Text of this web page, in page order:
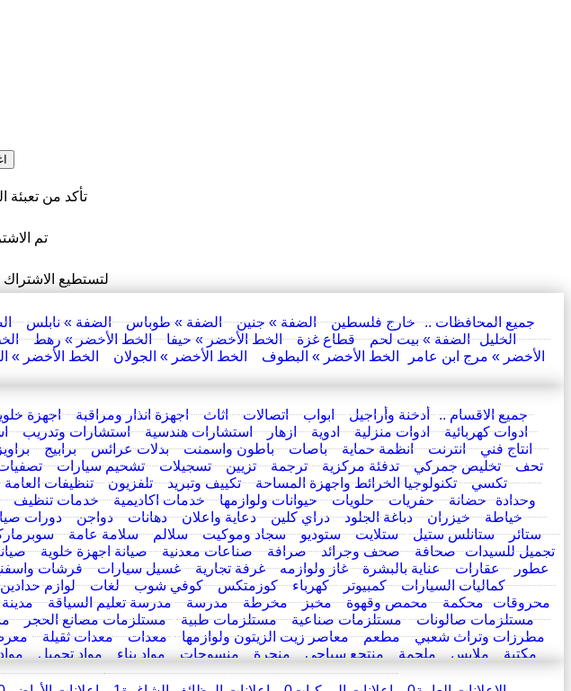
تأكد من تعبئة
تم
لتستطيع
.. جميع المحافظات ..
خارج فلسطين الضفة » جنين الضفة » طوباس الضفة » نابلس
الخليل
الضفة » بيت لحم قطاع غزة الخط الأخضر » حيفا الخط الأخضر » رهط
الأخضر » مرج ابن عامر
الخط الأخضر » البطوف الخط الأخضر » الجولان الخط الأخضر »
.. جميع الاقسام .. أدخنة وأراجيل ابواب اتصالات اثاث اجهزة انذار ومراقبة اجهزة
ادوات كهربائية
ادوات منزلية ادوية ازهار استشارات هندسية استشارات وتدريب
انتاج فني
انترنت انظمة حماية باصات باطون واسمنت بدلات عرائس برابيج
تحف
تخليص جمركي تدفئة مركزية ترجمة تزيين تسجيلات تشحيم سيارات
تكسي
تكنولوجيا الخرائط واجهزة المساحة تكييف وتبريد تلفزيون تنظيفات العامة
وحدادة
حضانة حفريات حلويات حيوانات ولوازمها خدمات اكاديمية خدمات تنظيف
خياطة
خيزران دباغة الجلود دراي كلين دعاية واعلان دهانات دواجن دورات
ستائر
ستانلس ستيل ستلايت ستوديو سجاد وموكيت سلالم سلامة عامة
تجميل للسيدات
صحافة صحف وجرائد صرافة صناعات معدنية صيانة اجهزة خلوية
عطور
عقارات عناية بالبشرة غاز ولوازمه غرفة تجارية غسيل سيارات فرشات
كماليات السيارات
كمبيوتر كهرباء كوزمتكس كوفي شوب لغات لوازم حدادين
محروقات
محكمة محمص وقهوة مخبز مخرطة مدرسة مدرسة تعليم السياقة
مستلزمات صالونات
مستلزمات صناعية مستلزمات طبية مستلزمات مصانع الحجر
مطرزات وتراث شعبي
مطعم معاصر زيت الزيتون ولوازمها معدات معدات ثقيلة
مكتبة
ملابس ملحمة منتجع سياحي منجرة منسوجات مواد بناء مواد تجميل